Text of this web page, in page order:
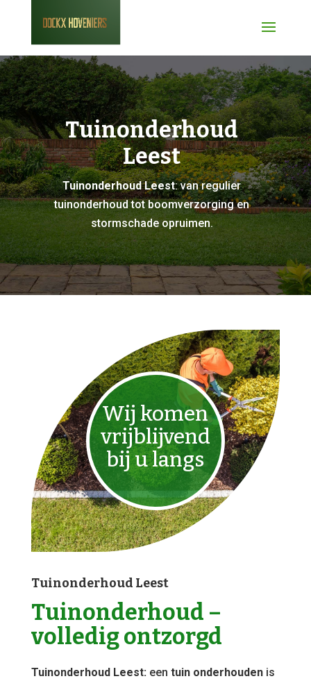
Tuinonderhoud
Leest
Tuinonderhoud Leest: van regulier
tuinonderhoud tot boomverzorging en
stormschade opruimen.
Wij komen
vrijblijvend
bij u langs
Tuinonderhoud Leest
Tuinonderhoud –
volledig ontzorgd
Tuinonderhoud Leest: een tuin onderhoudenis